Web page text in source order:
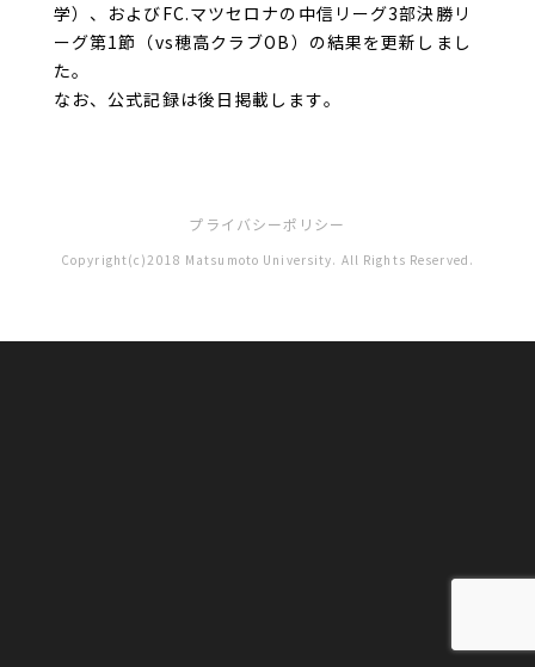
学）、およびFC.マツセロナの中信リーグ3部決勝リ
ーグ第1節（vs穂高クラブOB）の結果を更新しまし
た。
なお、公式記録は後日掲載します。
プライバシーポリシー
Copyright(c)2018 Matsumoto University. All Rights Reserved.